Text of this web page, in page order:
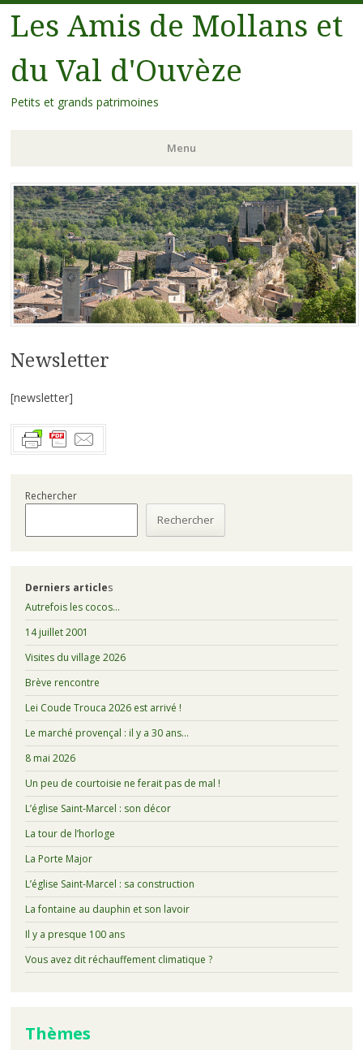
Les Amis de Mollans et
du Val d'Ouvèze
Petits et grands patrimoines
Menu
Aller
au
contenu
principal
Newsletter
[newsletter]
Rechercher
Rechercher
Derniers articles
Autrefois les cocos…
14 juillet 2001
Visites du village 2026
Brève rencontre
Lei Coude Trouca 2026 est arrivé !
Le marché provençal : il y a 30 ans…
8 mai 2026
Un peu de courtoisie ne ferait pas de mal !
L’église Saint-Marcel : son décor
La tour de l’horloge
La Porte Major
L’église Saint-Marcel : sa construction
La fontaine au dauphin et son lavoir
Il y a presque 100 ans
Vous avez dit réchauffement climatique ?
Thèmes